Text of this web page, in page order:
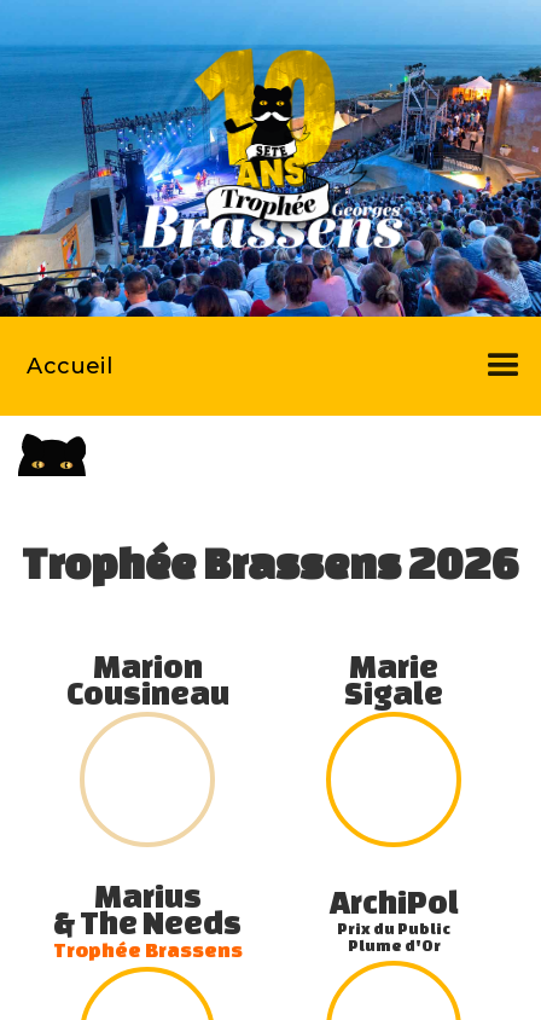
Accueil
Trophée Brassens 2026
Marion
Cousineau
Marie
Sigale
Marius
& The Needs
Trophée Brassens
ArchiPol
Prix du Public
Plume d'Or